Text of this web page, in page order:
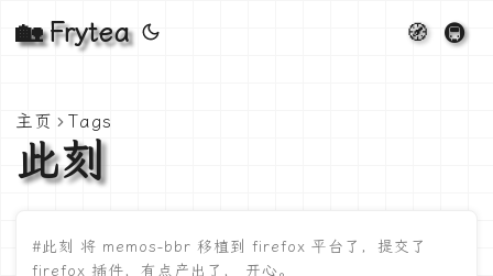
🏡 Frytea 🧭 🚇
主页 Tags
此刻
#此刻 将 memos-bbr 移植到 firefox 平台了，提交了
firefox 插件，有点产出了， 开心。